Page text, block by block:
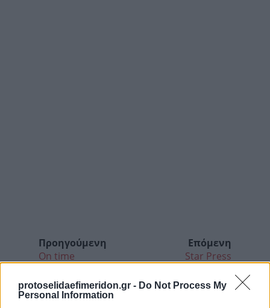
protoselidaefimeridon.gr - Do Not Process My
Personal Information
Προηγούμενη
On time
Επόμενη
Star Press